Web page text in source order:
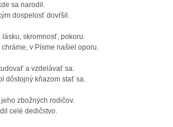
sa narodil.
dospelosť dovŕšil.
skromnosť, pokoru.
v Písme našiel oporu.
a vzdelávať sa.
dôstojný kňazom stať sa.
zbožných rodičov.
celé dedičstvo.